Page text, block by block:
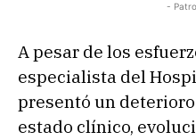
-
A pesar de los
especialista del
presentó un
estado clínico,